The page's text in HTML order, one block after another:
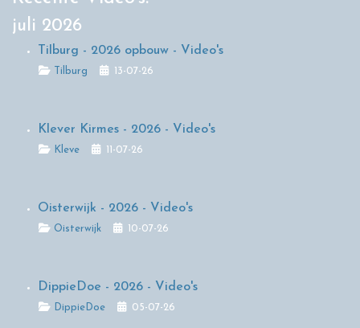
juli 2026
Tilburg - 2026 opbouw - Video's
Details
Tilburg 13-07-26
Klever Kirmes - 2026 - Video's
Details
Kleve 11-07-26
Oisterwijk - 2026 - Video's
DetailsOisterwijk 10-07-26
DippieDoe - 2026 - Video's
DetailsDippieDoe 05-07-26